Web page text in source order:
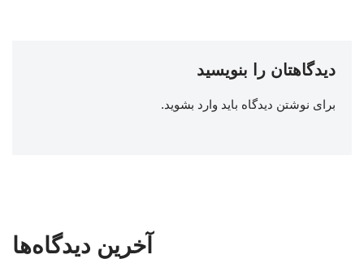
دیدگاهتان را بنویسید
برای نوشتن دیدگاه باید وارد بشوید.
آخرین دیدگاه‌ها